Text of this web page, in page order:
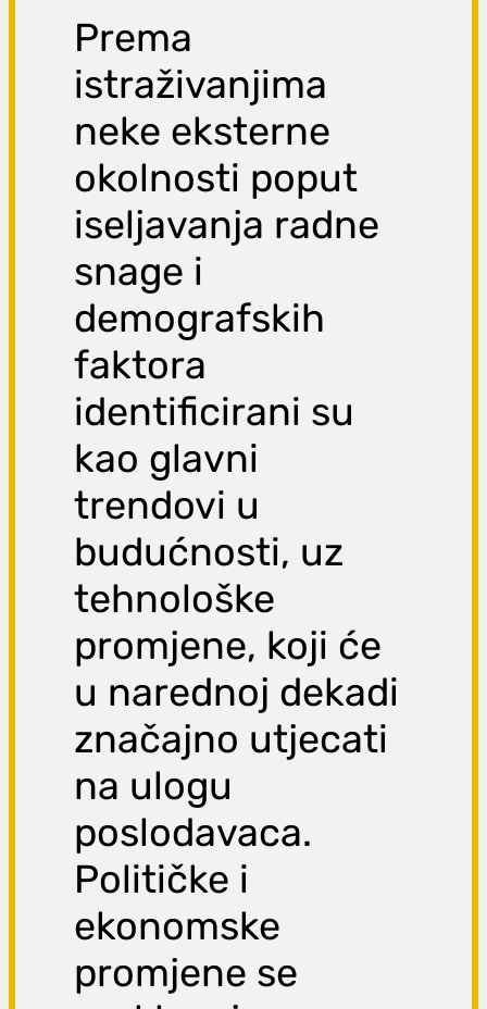
Prema
istraživanjima
neke eksterne
okolnosti poput
iseljavanja radne
snage i
demografskih
faktora
identificirani su
kao glavni
trendovi u
budućnosti, uz
tehnološke
promjene, koji će
u narednoj dekadi
značajno utjecati
na ulogu
poslodavaca.
Političke i
ekonomske
promjene se